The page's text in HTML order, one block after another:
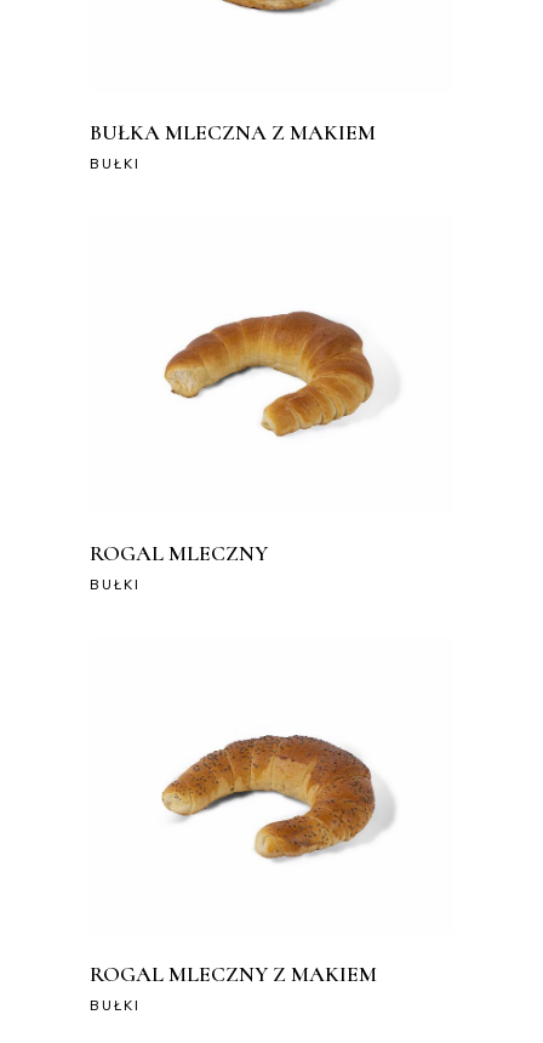
BUŁKA MLECZNA Z MAKIEM
BUŁKI
ROGAL MLECZNY
BUŁKI
ROGAL MLECZNY Z MAKIEM
BUŁKI